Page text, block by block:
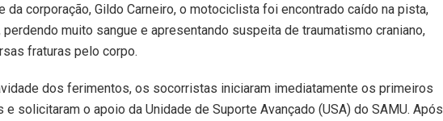
da corporação, Gildo Carneiro, o motociclista foi encontrado caído na pista,
perdendo muito sangue e apresentando suspeita de traumatismo craniano,
fraturas pelo corpo.
dos ferimentos, os socorristas iniciaram imediatamente os primeiros
e solicitaram o apoio da Unidade de Suporte Avançado (USA) do SAMU. Após